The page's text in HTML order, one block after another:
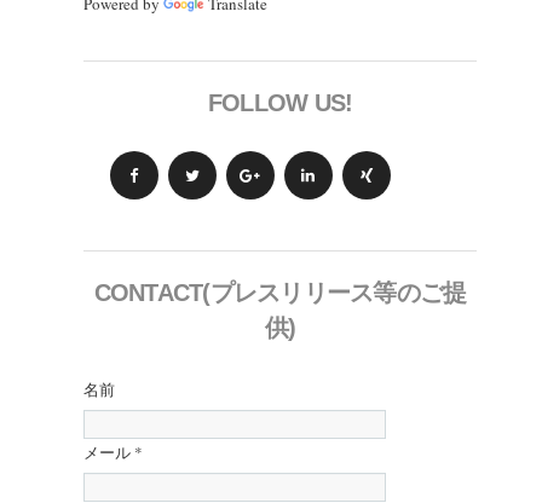
FOLLOW US!
CONTACT(プレスリリース等のご提
供)
名前
メール *